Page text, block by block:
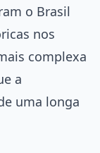
o Brasil
nos
complexa
a
uma longa